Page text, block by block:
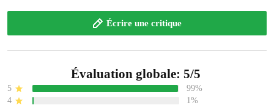
Écrire une critique
Évaluation globale: 5/5
5
99%
4
1%